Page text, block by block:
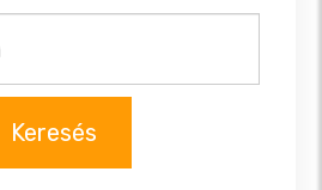
Keresés